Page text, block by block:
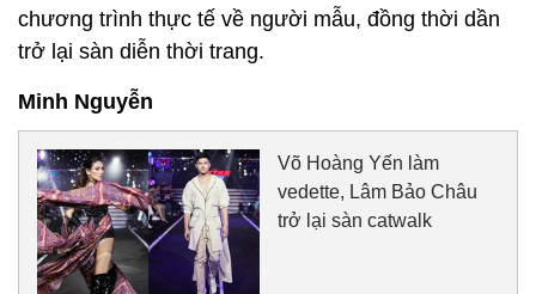
chương trình thực tế về người mẫu, đồng thời dần
trở lại sàn diễn thời trang.
Minh Nguyễn
Võ Hoàng Yến làm
vedette, Lâm Bảo Châu
trở lại sàn catwalk